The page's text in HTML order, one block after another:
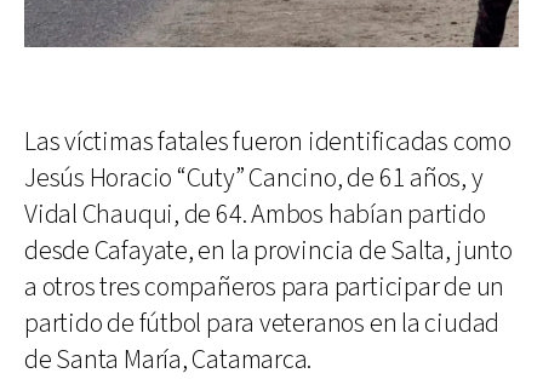
Las víctimas fatales fueron identificadas como
Jesús Horacio “Cuty” Cancino, de 61 años, y
Vidal Chauqui, de 64. Ambos habían partido
desde Cafayate, en la provincia de Salta, junto
a otros tres compañeros para participar de un
partido de fútbol para veteranos en la ciudad
de Santa María, Catamarca.